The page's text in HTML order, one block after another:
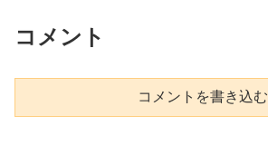
コメント
コメントを書き込む